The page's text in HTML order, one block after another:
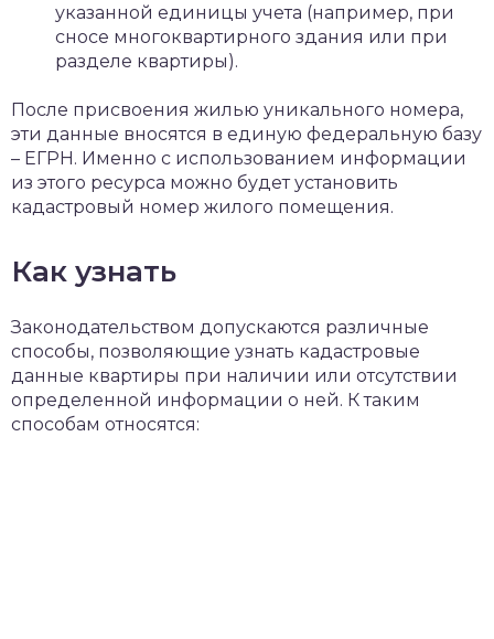
указанной единицы учета (например, при
сносе многоквартирного здания или при
разделе квартиры).
После присвоения жилью уникального номера,
эти данные вносятся в единую федеральную базу
– ЕГРН. Именно с использованием информации
из этого ресурса можно будет установить
кадастровый номер жилого помещения.
Как узнать
Законодательством допускаются различные
способы, позволяющие узнать кадастровые
данные квартиры при наличии или отсутствии
определенной информации о ней. К таким
способам относятся: